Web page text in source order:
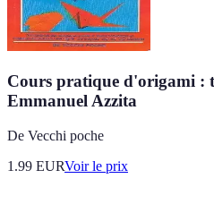
Cours pratique d'origami :
Emmanuel Azzita
De Vecchi poche
1.99 EURVoir le prix